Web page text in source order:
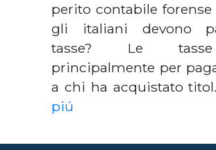
perito contabile forense
gli italiani devono
tasse? Le tasse
principalmente per
a chi ha acquistato
piú